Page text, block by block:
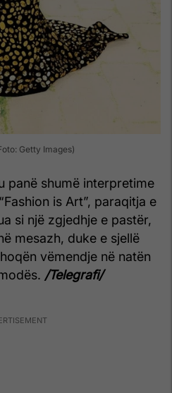
Getty Images)
panë shumë interpretime
is Art”, paraqitja e
si një zgjedhje e pastër,
mesazh, duke e sjellë
vëmendje në natën
/Telegrafi/